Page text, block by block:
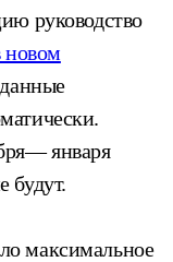
руководство
новом
января
будут.
максимальное